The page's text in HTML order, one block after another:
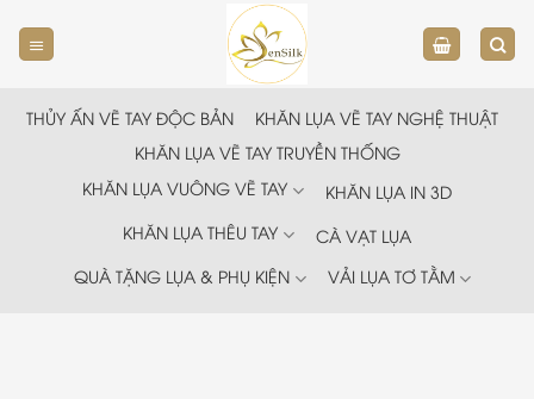
đến
nội
THỦY ẤN VẼ TAY ĐỘC BẢN
KHĂN LỤA VẼ TAY NGHỆ THUẬT
KHĂN LỤA VẼ TAY TRUYỀN THỐNG
KHĂN LỤA VUÔNG VẼ TAY
KHĂN LỤA IN 3D
KHĂN LỤA THÊU TAY
CÀ VẠT LỤA
QUÀ TẶNG LỤA & PHỤ KIỆN
VẢI LỤA TƠ TẰM